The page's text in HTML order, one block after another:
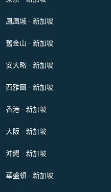
鳳凰城 - 新加坡
舊金山 - 新加坡
安大略 - 新加坡
西雅圖 - 新加坡
香港 - 新加坡
大阪 - 新加坡
沖繩 - 新加坡
華盛頓 - 新加坡